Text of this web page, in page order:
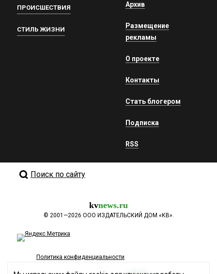
ПРОИСШЕСТВИЯ
СТИЛЬ ЖИЗНИ
Архив
Размещение
рекламы
О проекте
Контакты
Стать блогером
Подписка
RSS
Поиск по сайту
kvnews.ru
© 2001—2026 ООО ИЗДАТЕЛЬСКИЙ ДОМ «КВ».
Политика конфиденциальности